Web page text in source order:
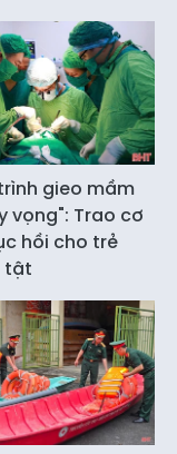
gieo mầm
vọng": Trao cơ
hồi cho trẻ
tật